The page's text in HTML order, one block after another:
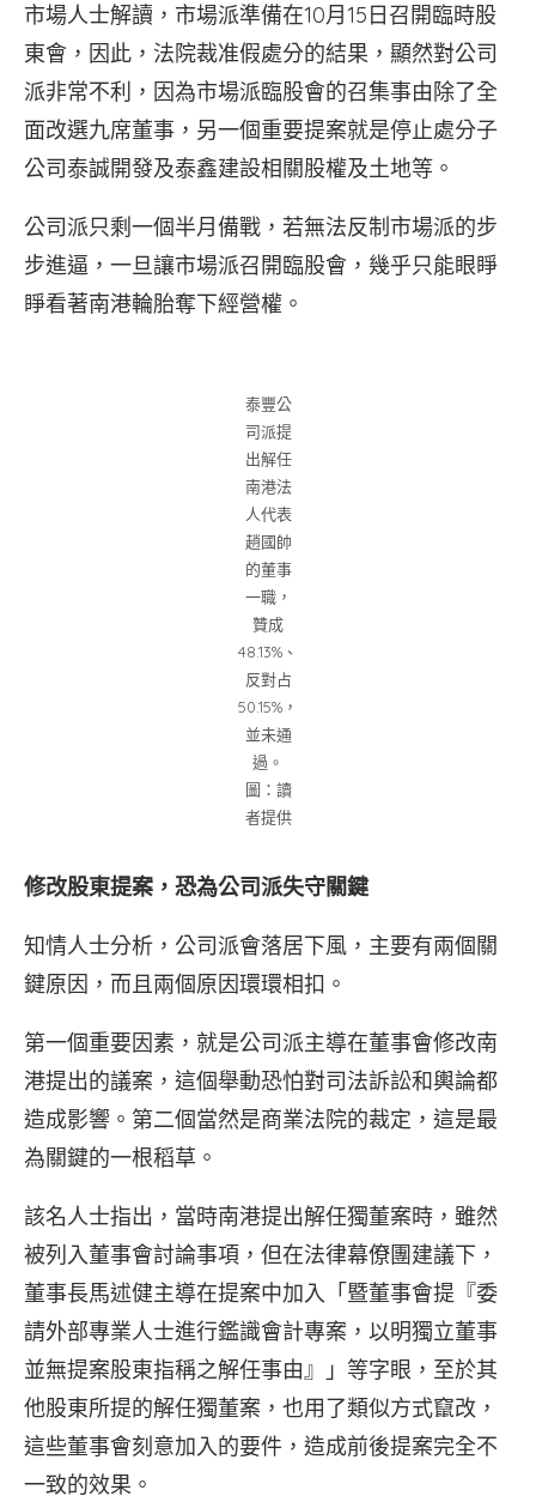
市場人士解讀，市場派準備在10月15日召開臨時股
東會，因此，法院裁准假處分的結果，顯然對公司
派非常不利，因為市場派臨股會的召集事由除了全
面改選九席董事，另一個重要提案就是停止處分子
公司泰誠開發及泰鑫建設相關股權及土地等。
公司派只剩一個半月備戰，若無法反制市場派的步
步進逼，一旦讓市場派召開臨股會，幾乎只能眼睜
睜看著南港輪胎奪下經營權。
泰豐公
司派提
出解任
南港法
人代表
趙國帥
的董事
一職，
贊成
48.13%、
反對占
50.15%，
並未通
過。
圖：讀
者提供
修改股東提案，恐為公司派失守關鍵
知情人士分析，公司派會落居下風，主要有兩個關
鍵原因，而且兩個原因環環相扣。
第一個重要因素，就是公司派主導在董事會修改南
港提出的議案，這個舉動恐怕對司法訴訟和輿論都
造成影響。第二個當然是商業法院的裁定，這是最
為關鍵的一根稻草。
該名人士指出，當時南港提出解任獨董案時，雖然
被列入董事會討論事項，但在法律幕僚團建議下，
董事長馬述健主導在提案中加入「暨董事會提『委
請外部專業人士進行鑑識會計專案，以明獨立董事
並無提案股東指稱之解任事由』」等字眼，至於其
他股東所提的解任獨董案，也用了類似方式竄改，
這些董事會刻意加入的要件，造成前後提案完全不
一致的效果。